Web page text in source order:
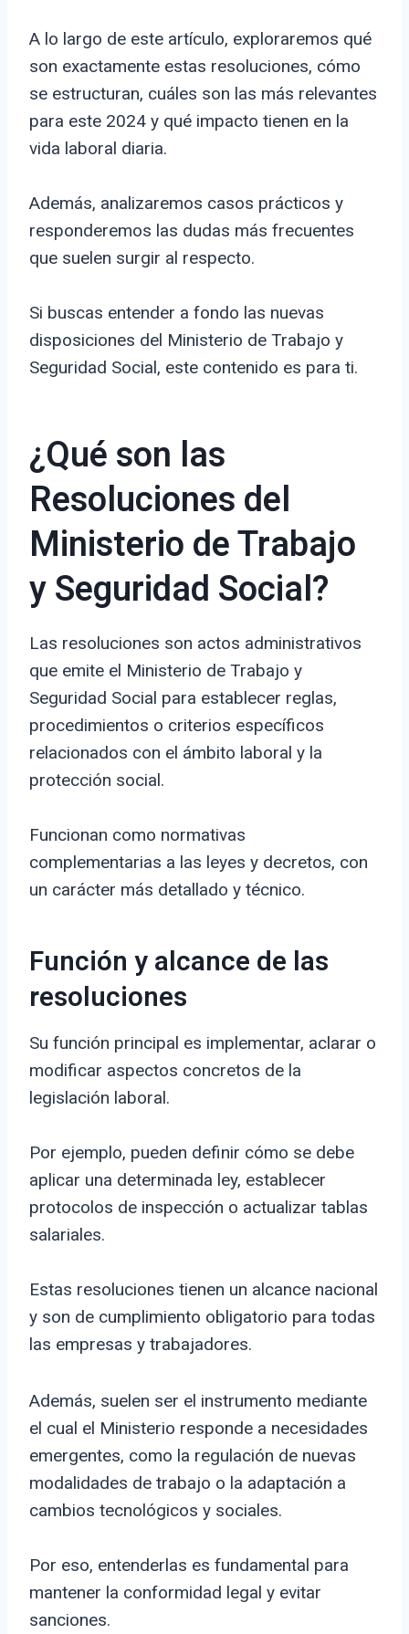
A lo largo de este artículo, exploraremos qué
son exactamente estas resoluciones, cómo
se estructuran, cuáles son las más relevantes
para este 2024 y qué impacto tienen en la
vida laboral diaria.
Además, analizaremos casos prácticos y
responderemos las dudas más frecuentes
que suelen surgir al respecto.
Si buscas entender a fondo las nuevas
disposiciones del Ministerio de Trabajo y
Seguridad Social, este contenido es para ti.
¿Qué son las
Resoluciones del
Ministerio de Trabajo
y Seguridad Social?
Las resoluciones son actos administrativos
que emite el Ministerio de Trabajo y
Seguridad Social para establecer reglas,
procedimientos o criterios específicos
relacionados con el ámbito laboral y la
protección social.
Funcionan como normativas
complementarias a las leyes y decretos, con
un carácter más detallado y técnico.
Función y alcance de las
resoluciones
Su función principal es implementar, aclarar o
modificar aspectos concretos de la
legislación laboral.
Por ejemplo, pueden definir cómo se debe
aplicar una determinada ley, establecer
protocolos de inspección o actualizar tablas
salariales.
Estas resoluciones tienen un alcance nacional
y son de cumplimiento obligatorio para todas
las empresas y trabajadores.
Además, suelen ser el instrumento mediante
el cual el Ministerio responde a necesidades
emergentes, como la regulación de nuevas
modalidades de trabajo o la adaptación a
cambios tecnológicos y sociales.
Por eso, entenderlas es fundamental para
mantener la conformidad legal y evitar
sanciones.